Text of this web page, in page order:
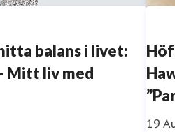
balans i livet:
Mitt liv med
19